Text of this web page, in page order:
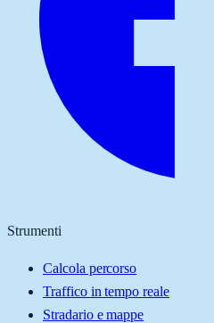
Strumenti
Calcola percorso
Traffico in tempo reale
Stradario e mappe